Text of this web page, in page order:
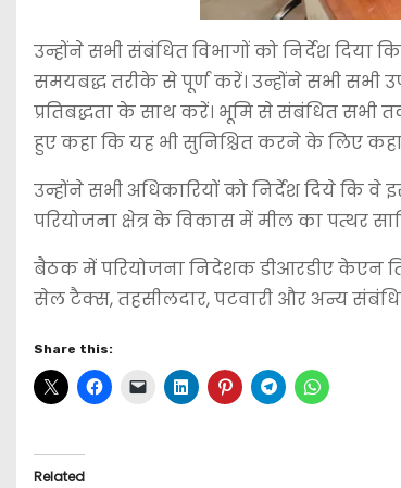
उन्होंने सभी संबंधित विभागों को निर्देश दिया
समयबद्ध तरीके से पूर्ण करें। उन्होंने सभी सभी
प्रतिबद्धता के साथ करें। भूमि से संबंधित सभी
हुए कहा कि यह भी सुनिश्चित करने के लिए कहा
उन्होंने सभी अधिकारियों को निर्देश दिये कि
परियोजना क्षेत्र के विकास में मील का पत्थर
बैठक में परियोजना निदेशक डीआरडीए केएन
सेल टैक्स, तहसीलदार, पटवारी और अन्य
Share this:
Related